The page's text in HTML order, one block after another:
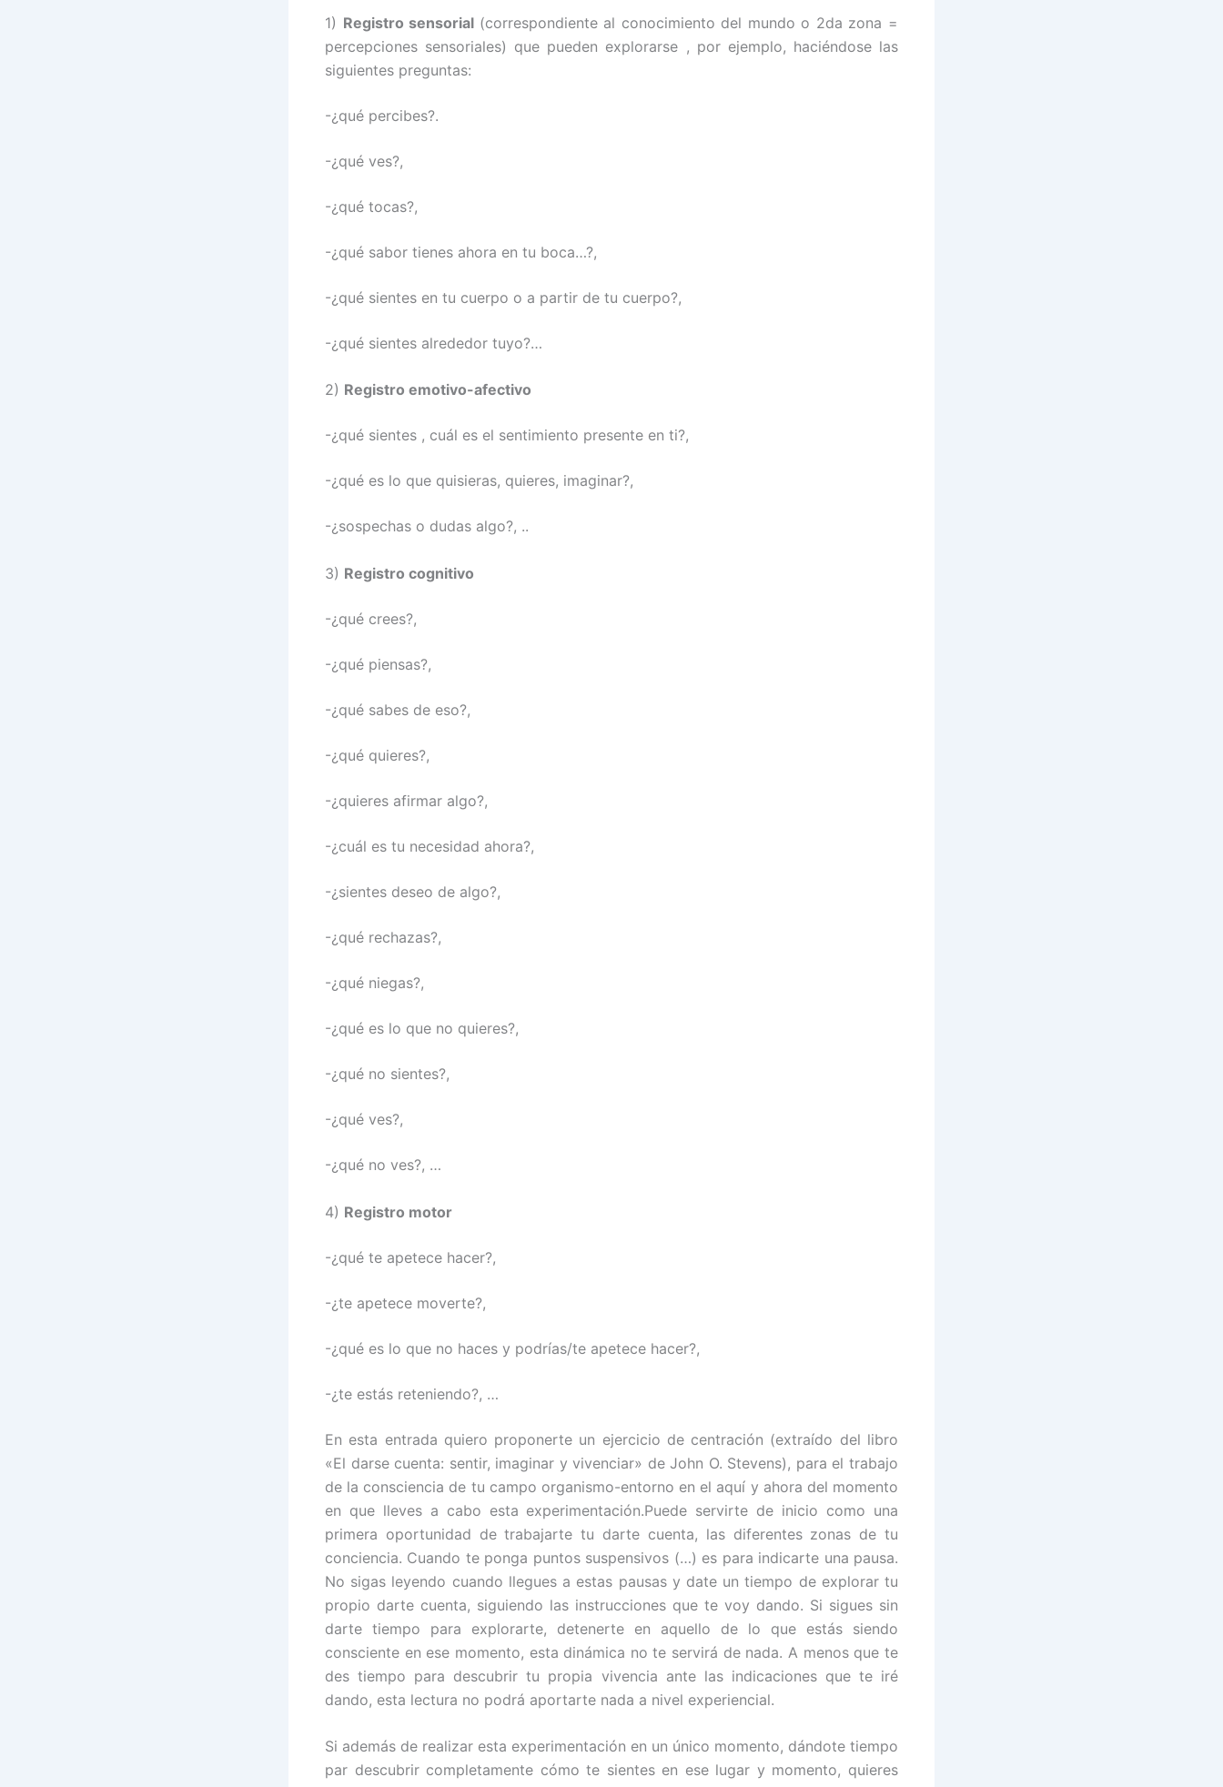
1) Registro sensorial (correspondiente al conocimiento del mundo o 2da zona =
percepciones sensoriales) que pueden explorarse , por ejemplo, haciéndose las
siguientes preguntas:
-¿qué percibes?.
-¿qué ves?,
-¿qué tocas?,
-¿qué sabor tienes ahora en tu boca…?,
-¿qué sientes en tu cuerpo o a partir de tu cuerpo?,
-¿qué sientes alrededor tuyo?…
2) Registro emotivo-afectivo
-¿qué sientes , cuál es el sentimiento presente en ti?,
-¿qué es lo que quisieras, quieres, imaginar?,
-¿sospechas o dudas algo?, ..
3) Registro cognitivo
-¿qué crees?,
-¿qué piensas?,
-¿qué sabes de eso?,
-¿qué quieres?,
-¿quieres afirmar algo?,
-¿cuál es tu necesidad ahora?,
-¿sientes deseo de algo?,
-¿qué rechazas?,
-¿qué niegas?,
-¿qué es lo que no quieres?,
-¿qué no sientes?,
-¿qué ves?,
-¿qué no ves?, …
4) Registro motor
-¿qué te apetece hacer?,
-¿te apetece moverte?,
-¿qué es lo que no haces y podrías/te apetece hacer?,
-¿te estás reteniendo?, …
En esta entrada quiero proponerte un ejercicio de centración (extraído del libro
«El darse cuenta: sentir, imaginar y vivenciar» de John O. Stevens), para el trabajo
de la consciencia de tu campo organismo-entorno en el aquí y ahora del momento
en que lleves a cabo esta experimentación.Puede servirte de inicio como una
primera oportunidad de trabajarte tu darte cuenta, las diferentes zonas de tu
conciencia. Cuando te ponga puntos suspensivos (…) es para indicarte una pausa.
No sigas leyendo cuando llegues a estas pausas y date un tiempo de explorar tu
propio darte cuenta, siguiendo las instrucciones que te voy dando. Si sigues sin
darte tiempo para explorarte, detenerte en aquello de lo que estás siendo
consciente en ese momento, esta dinámica no te servirá de nada. A menos que te
des tiempo para descubrir tu propia vivencia ante las indicaciones que te iré
dando, esta lectura no podrá aportarte nada a nivel experiencial.
Si además de realizar esta experimentación en un único momento, dándote tiempo
par descubrir completamente cómo te sientes en ese lugar y momento, quieres